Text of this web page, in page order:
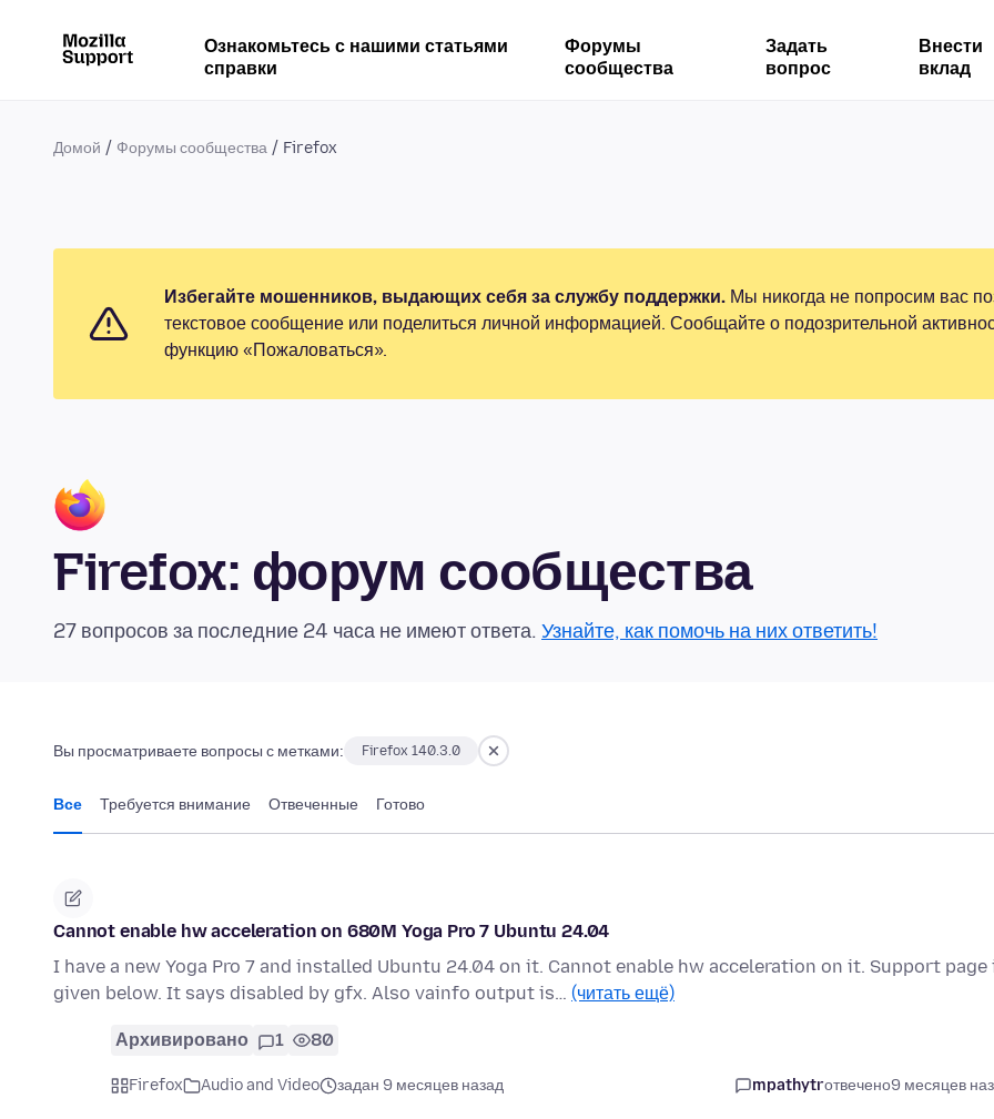
Ознакомьтесь с нашими статьями
справки
Форумы
сообщества
Задать
вопрос
Внести
вклад
Домой Форумы сообщества Firefox
Избегайте мошенников, выдающих себя за службу поддержки. Мы никогда не попросим вас
текстовое сообщение или поделиться личной информацией. Сообщайте о подозрительной
функцию «Пожаловаться».
Firefox: форум сообщества
27 вопросов за последние 24 часа не имеют ответа. Узнайте, как помочь на них ответить!
Вы просматриваете вопросы с метками: Firefox 140.3.0
Все Требуется внимание Отвеченные Готово
Cannot enable hw acceleration on 680M Yoga Pro 7 Ubuntu 24.04
I have a new Yoga Pro 7 and installed Ubuntu 24.04 on it. Cannot enable hw acceleration on it. Support page
given below. It says disabled by gfx. Also vainfo output is… (читать ещё)
Архивировано 1 80
Firefox Audio and Video задан 9 месяцев назад mpathytrотвечено9 месяцев